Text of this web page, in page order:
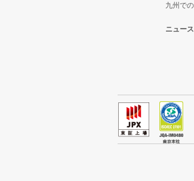
山武郡の飲食
成田市の飲食
千葉市花見川
我孫子市の飲
千葉県のバー
千葉県の洋食
千葉県のその
九州で
ニュー